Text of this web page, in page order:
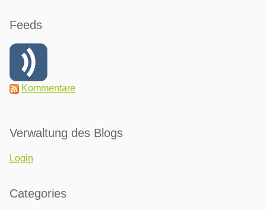
Feeds
Kommentare
Verwaltung des Blogs
Login
Categories